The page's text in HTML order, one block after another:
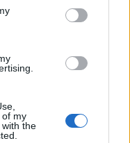
of my
the
centro accoglienza
le suite: furto da